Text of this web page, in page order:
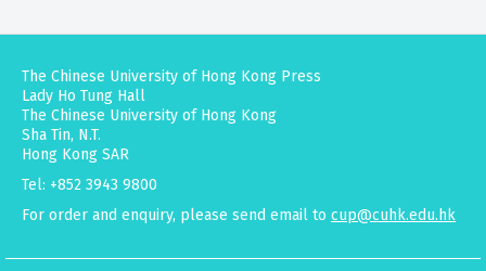
The Chinese University of Hong Kong Press
Lady Ho Tung Hall
The Chinese University of Hong Kong
Sha Tin, N.T.
Hong Kong SAR
Tel: +852 3943 9800
For order and enquiry, please send email to cup@cuhk.edu.hk